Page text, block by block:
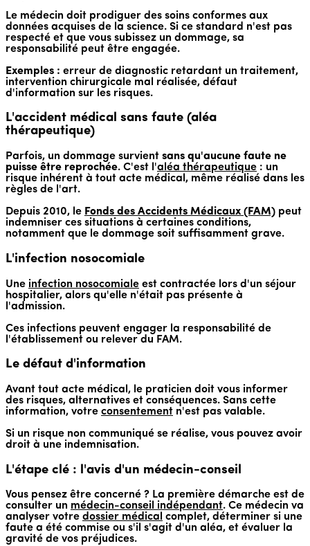
Le médecin doit prodiguer des soins conformes aux
données acquises de la science. Si ce standard n'est pas
respecté et que vous subissez un dommage, sa
responsabilité peut être engagée.
Exemples : erreur de diagnostic retardant un traitement,
intervention chirurgicale mal réalisée, défaut
d'information sur les risques.
L'accident médical sans faute (aléa
thérapeutique)
Parfois, un dommage survient sans qu'aucune faute ne
puisse être reprochée. C'est l'aléa thérapeutique : un
risque inhérent à tout acte médical, même réalisé dans les
règles de l'art.
Depuis 2010, le Fonds des Accidents Médicaux (FAM) peut
indemniser ces situations à certaines conditions,
notamment que le dommage soit suffisamment grave.
L'infection nosocomiale
Une infection nosocomiale est contractée lors d'un séjour
hospitalier, alors qu'elle n'était pas présente à
l'admission.
Ces infections peuvent engager la responsabilité de
l'établissement ou relever du FAM.
Le défaut d'information
Avant tout acte médical, le praticien doit vous informer
des risques, alternatives et conséquences. Sans cette
information, votre consentement n'est pas valable.
Si un risque non communiqué se réalise, vous pouvez avoir
droit à une indemnisation.
L'étape clé : l'avis d'un médecin-conseil
Vous pensez être concerné ? La première démarche est de
consulter un médecin-conseil indépendant. Ce médecin va
analyser votre dossier médical complet, déterminer si une
faute a été commise ou s'il s'agit d'un aléa, et évaluer la
gravité de vos préjudices.